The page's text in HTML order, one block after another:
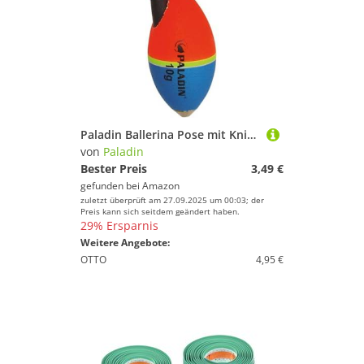
Paladin Ballerina Pose mit Knicklichtantenne - Angelpose zum Angeln am Forellensee, Forellenpose, Knicklichtpose, Pose für Forelle, Tragkraft:8g
von Paladin
Bester Preis
3,49 €
gefunden bei Amazon
zuletzt überprüft am 27.09.2025 um 00:03; der
Preis kann sich seitdem geändert haben.
29% Ersparnis
Weitere Angebote:
OTTO
4,95 €